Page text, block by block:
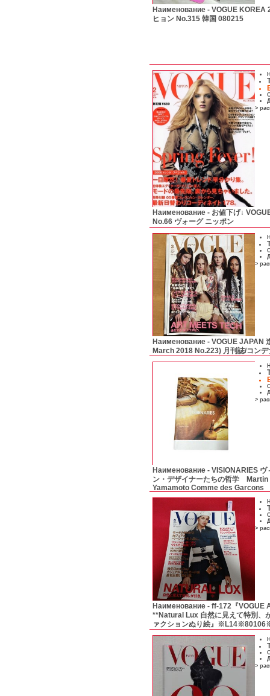
Наименование - VOGUE KOREA
ヒョン No.315 韓国 080215
>
Наименование - お値下げ↓
No.66 ヴォーグ ニッポン
>
Наименование - VOGUE JAPAN
March 2018 No.223) 月刊誌/コンデ
>
Наименование - VISIONARIES
ン・デザイナーたちの哲学
Yamamoto Comme des Garcons
>
Наименование - ff-172『VOGUE
**Natural Lux 自然に見えて特別、
ァクションぬり絵』
>